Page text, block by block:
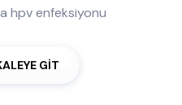
hpv enfeksiyonu
GİT